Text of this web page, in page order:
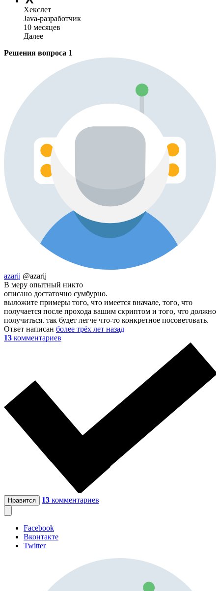
Хекслет
Java-разработчик
10 месяцев
Далее
Решения вопроса 1
azarij @azarij
В меру опытный никто
описано достаточно сумбурно.
выложите примеры того, что имеется вначале, того, что
получается после прохода вашим скриптом и того, что должно
получиться. так будет легче что-то конкретное посоветовать.
Ответ написан более трёх лет назад
13 комментариев
Нравится 13 комментариев
Facebook
Вконтакте
Twitter